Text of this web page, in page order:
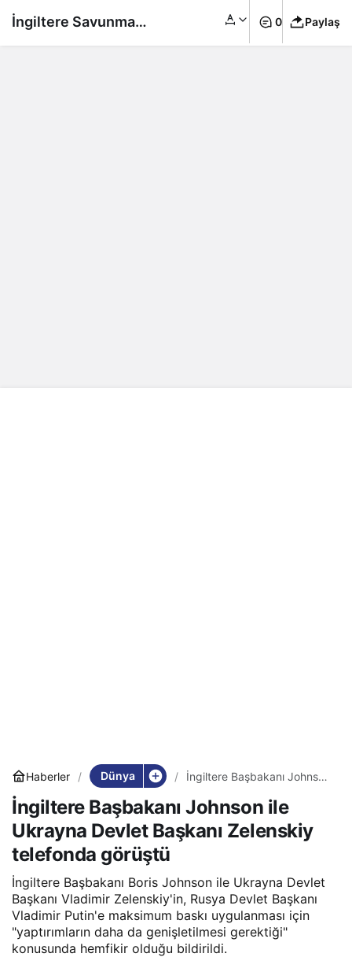
Haberler Dünya
İngiltere Başbakanı Johnson
Zelenskiy telefonda görüştü
İngiltere Başbakanı Johnson ile
Ukrayna Devlet Başkanı Zelenskiy
telefonda görüştü
İngiltere Başbakanı Boris Johnson ile Ukrayna Devlet
Başkanı Vladimir Zelenskiy'in, Rusya Devlet Başkanı
Vladimir Putin'e maksimum baskı uygulanması için
"yaptırımların daha da genişletilmesi gerektiği"
konusunda hemfikir olduğu bildirildi.
İngiltere Savunma 0 Paylaş